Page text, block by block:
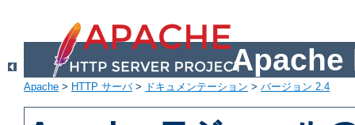
Apache
Apache > HTTP サーバ> ドキュメンテーション > バージョン 2.4